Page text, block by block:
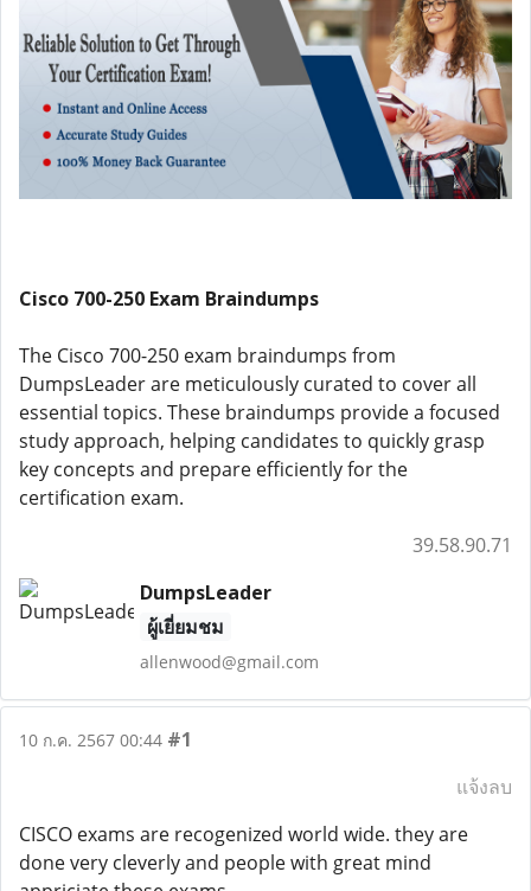
Cisco 700-250 Exam Braindumps
The Cisco 700-250 exam braindumps from
DumpsLeader are meticulously curated to cover all
essential topics. These braindumps provide a focused
study approach, helping candidates to quickly grasp
key concepts and prepare efficiently for the
certification exam.
39.58.90.71
DumpsLeader
ผู้เยี่ยมชม
allenwood@gmail.com
10 ก.ค. 2567 00:44 #1
แจ้งลบ
CISCO exams are recogenized world wide. they are
done very cleverly and people with great mind